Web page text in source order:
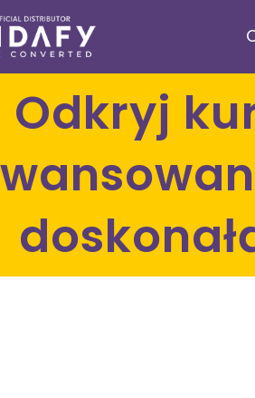
Odkryj kurkuminę NANOFY –